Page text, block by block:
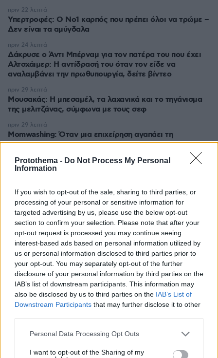
Protothema - Do Not Process My Personal
Information
If you wish to opt-out of the sale, sharing to third parties, or
processing of your personal or sensitive information for
targeted advertising by us, please use the below opt-out
section to confirm your selection. Please note that after your
opt-out request is processed you may continue seeing
interest-based ads based on personal information utilized by
us or personal information disclosed to third parties prior to
your opt-out. You may separately opt-out of the further
disclosure of your personal information by third parties on the
IAB’s list of downstream participants. This information may
also be disclosed by us to third parties on the IAB’s List of
Downstream Participants that may further disclose it to other
Please note that this website/app uses one or more Google
not limited to your visit or usage behaviour. You may click to
Personal Data Processing Opt Outs
I want to opt-out of the Sharing of my
Υπερτροφές: Ο Νο1 καρπός που πρέπει όλοι να τρώμε –
Δεν είναι τα αμύγδαλα
πριν 22 λεπτά
Δάκρυσε ο Άντι Μπέρναμ για τον πατέρα του που έχει
Αλτσχάιμερ: Η αντίδρασή του όταν τον είδε να
αναλαμβάνει την πρωθυπουργία, δείτε βίντεο
πριν 24 λεπτά
Μουσακάς: Η μπεσαμέλ, τα λαχανικά και το τηγάνισμα
της μελιτζάνας, σύμφωνα με τους σεφ
πριν 29 λεπτά
Momwashing: Όταν μια επιχείρηση αγαπάει τη
μητρότητα μόνο στα λόγια αλλά όχι στα έργα
πριν 29 λεπτά
Συμπαίκτης του Τζόλη ο Μπρούνο Γκιμαράες:
πριν 31 λεπτά
Οι ωραιότερες παραλίες της Πάρου
πριν 39 λεπτά
ΔΕΙΤΕ ΟΛΕΣ ΤΙΣ ΕΙΔΗΣΕΙΣ
ΤΑ ΠΙΟ ΔΗΜΟΦΙΛΗ